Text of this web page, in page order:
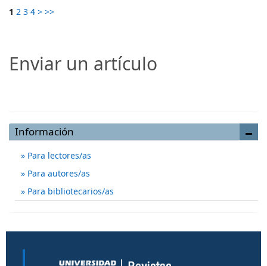
1 2 3 4 > >>
Enviar un artículo
Información
Para lectores/as
Para autores/as
Para bibliotecarios/as